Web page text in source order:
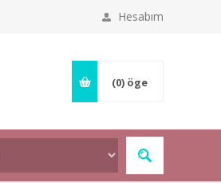
Hesabım
(0) öge